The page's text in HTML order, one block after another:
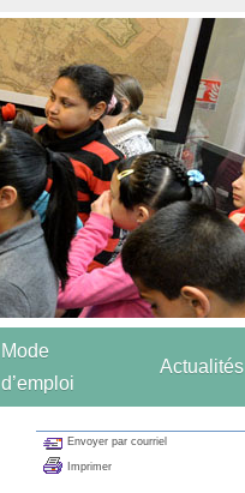
Mode
d’emploi
Actualités
Envoyer par courriel
Imprimer